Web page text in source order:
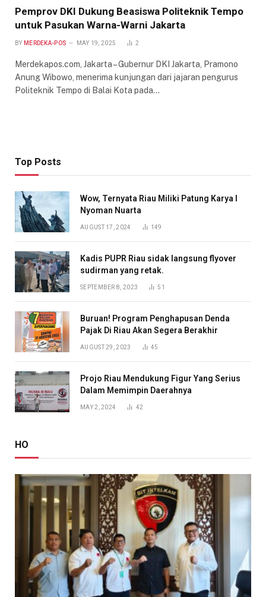
Pemprov DKI Dukung Beasiswa Politeknik Tempo
untuk Pasukan Warna-Warni Jakarta
BY MERDEKA-POS MAY 19, 2025 2
Merdekapos.com, Jakarta – Gubernur DKI Jakarta, Pramono
Anung Wibowo, menerima kunjungan dari jajaran pengurus
Politeknik Tempo di Balai Kota pada…
Top Posts
Wow, Ternyata Riau Miliki Patung Karya I
Nyoman Nuarta
AUGUST 17, 2024 149
Kadis PUPR Riau sidak langsung flyover
sudirman yang retak.
SEPTEMBER 8, 2023 51
Buruan! Program Penghapusan Denda
Pajak Di Riau Akan Segera Berakhir
AUGUST 29, 2023 45
Projo Riau Mendukung Figur Yang Serius
Dalam Memimpin Daerahnya
MAY 2, 2024 42
HO